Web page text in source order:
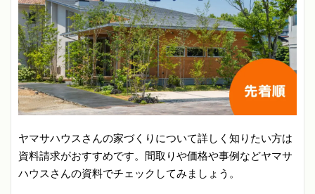
ヤマサハウスさんの家づくりについて詳しく知りたい方は
資料請求がおすすめです。間取りや価格や事例などヤマサ
ハウスさんの資料でチェックしてみましょう。